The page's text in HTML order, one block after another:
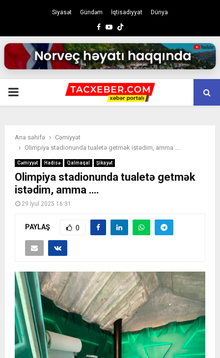
Siyasət Gündəm İqtisadiyyat Dünya
Facebook
Youtube
PRIMARY
Ana səhifə
Cəmiyyət
Olimpiya stadionunda tualetə getmək istədim, amma ….
Cəmiyyət Hadisə Qalmaqal Şikayət
Olimpiya stadionunda tualetə getmək
istədim, amma ….
29 İyul 2025 16:31
PAYLAŞ 0